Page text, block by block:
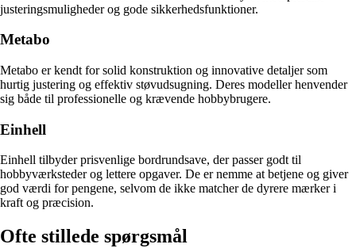
justeringsmuligheder og gode sikkerhedsfunktioner.
Metabo
Metabo er kendt for solid konstruktion og innovative detaljer som
hurtig justering og effektiv støvudsugning. Deres modeller henvender
sig både til professionelle og krævende hobbybrugere.
Einhell
Einhell tilbyder prisvenlige bordrundsave, der passer godt til
hobbyværksteder og lettere opgaver. De er nemme at betjene og giver
god værdi for pengene, selvom de ikke matcher de dyrere mærker i
kraft og præcision.
Ofte stillede spørgsmål